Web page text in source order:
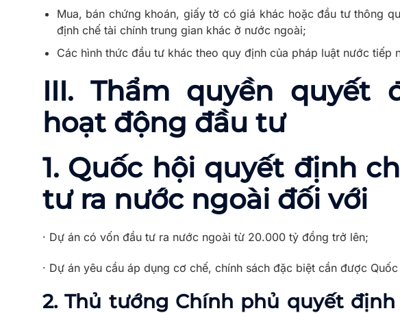
Mua, bán chứng khoán, giấy tờ có giá khác hoặc đầu tư thông
định chế tài chính trung gian khác ở nước ngoài;
Các hình thức đầu tư khác theo quy định của pháp luật nước tiếp
III. Thẩm quyền quyết
hoạt động đầu tư
1. Quốc hội quyết định
tư ra nước ngoài đối với
· Dự án có vốn đầu tư ra nước ngoài từ 20.000 tỷ đồng trở lên;
· Dự án yêu cầu áp dụng cơ chế, chính sách đặc biệt cần được
2. Thủ tướng Chính phủ quyết